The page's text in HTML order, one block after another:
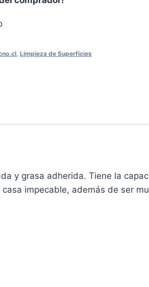
, Limpieza de Superficies
y grasa adherida. Tiene la
impecable, además de ser